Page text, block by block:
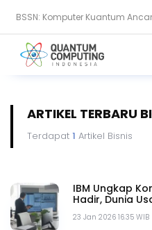
BSSN: Komputer Kuantum
Thales: AI dan Quantum
ARTIKEL TERBARU
Terdapat 1 Artikel Bisnis
23 Jan 2026 16.35 WIB
IBM Ungkap
Hadir, Dunia